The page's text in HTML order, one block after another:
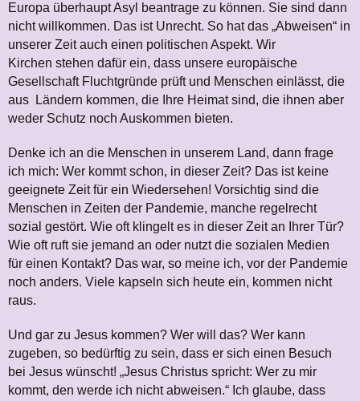
Europa überhaupt Asyl beantrage zu können. Sie sind dann
nicht willkommen. Das ist Unrecht. So hat das „Abweisen“ in
unserer Zeit auch einen politischen Aspekt. Wir
Kirchen stehen dafür ein, dass unsere europäische
Gesellschaft Fluchtgründe prüft und Menschen einlässt, die
aus Ländern kommen, die Ihre Heimat sind, die ihnen aber
weder Schutz noch Auskommen bieten.
Denke ich an die Menschen in unserem Land, dann frage
ich mich: Wer kommt schon, in dieser Zeit? Das ist keine
geeignete Zeit für ein Wiedersehen! Vorsichtig sind die
Menschen in Zeiten der Pandemie, manche regelrecht
sozial gestört. Wie oft klingelt es in dieser Zeit an Ihrer Tür?
Wie oft ruft sie jemand an oder nutzt die sozialen Medien
für einen Kontakt? Das war, so meine ich, vor der Pandemie
noch anders. Viele kapseln sich heute ein, kommen nicht
raus.
Und gar zu Jesus kommen? Wer will das? Wer kann
zugeben, so bedürftig zu sein, dass er sich einen Besuch
bei Jesus wünscht! „Jesus Christus spricht: Wer zu mir
kommt, den werde ich nicht abweisen.“ Ich glaube, dass